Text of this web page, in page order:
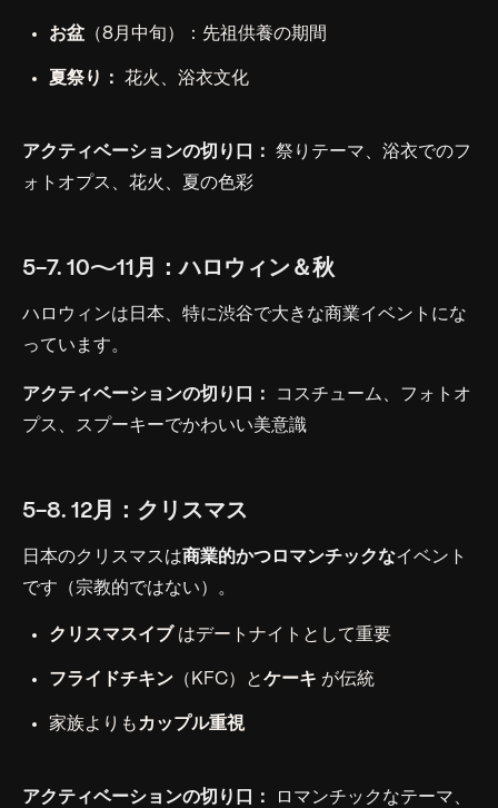
お盆 （8月中旬）：先祖供養の期間
夏祭り： 花火、浴衣文化
アクティベーションの切り口：
祭りテーマ、浴衣でのフ
ォトオプス、花火、夏の色彩
5-7. 10〜11月：ハロウィン＆秋
ハロウィンは日本、特に渋谷で大きな商業イベントにな
っています。
アクティベーションの切り口：
コスチューム、フォトオ
プス、スプーキーでかわいい美意識
5-8. 12月：クリスマス
日本のクリスマスは商業的かつロマンチックなイベント
です（宗教的ではない）。
クリスマスイブ はデートナイトとして重要
フライドチキン （KFC）と ケーキ が伝統
家族よりも カップル重視
アクティベーションの切り口：
ロマンチックなテーマ、